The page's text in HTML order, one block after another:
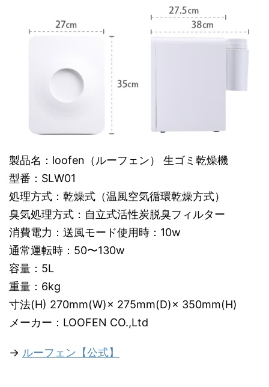
製品名：loofen（ルーフェン） 生ゴミ乾燥機
型番：SLW01
処理方式：乾燥式（温風空気循環乾燥方式）
臭気処理方式：自立式活性炭脱臭フィルター
消費電力：送風モード使用時：10w
通常運転時：50〜130w
容量：5L
重量：6kg
寸法(H) 270mm(W)× 275mm(D)× 350mm(H)
メーカー：LOOFEN CO.,Ltd
→ ルーフェン【公式】